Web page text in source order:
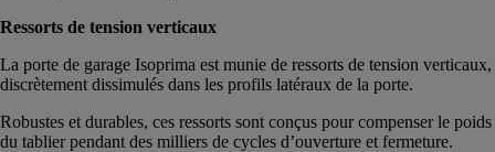
Ressorts de tension verticaux
La porte de garage Isoprima est munie de ressorts de tension verticaux,
discrètement dissimulés dans les profils latéraux de la porte.
Robustes et durables, ces ressorts sont conçus pour compenser le poids
du tablier pendant des milliers de cycles d’ouverture et fermeture.